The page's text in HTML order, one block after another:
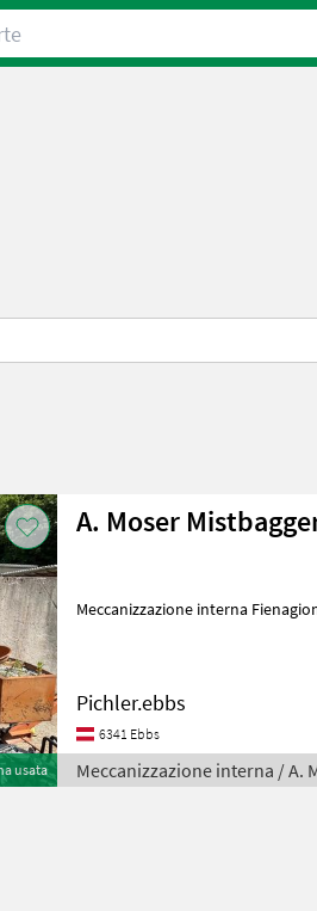
usata
A. Moser
Meccanizzazione interna
Pichler.ebbs
6341 Ebbs
Meccanizzazione interna / A.